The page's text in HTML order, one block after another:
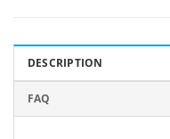
DESCRIPTION
FAQ